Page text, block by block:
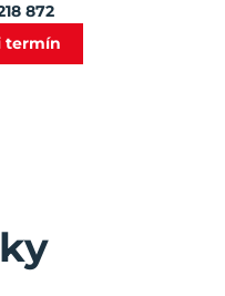
872
termín